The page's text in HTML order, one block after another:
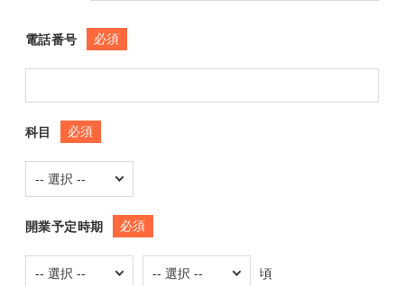
電話番号 必須
科目 必須
開業予定時期 必須
頃